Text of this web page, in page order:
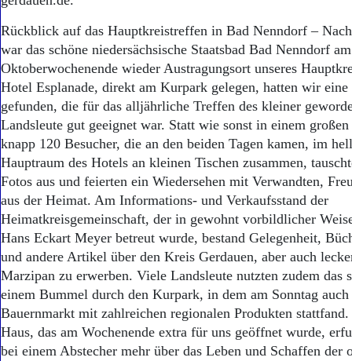
Rückblick auf das Hauptkreistreffen in Bad Nenndorf – Nach
war das schöne niedersächsische Staatsbad Bad Nenndorf
Oktoberwochenende wieder Austragungsort unseres
Hotel Esplanade, direkt am Kurpark gelegen, hatten wir eine
gefunden, die für das alljährliche Treffen des kleiner
Landsleute gut geeignet war. Statt wie sonst in einem großen
knapp 120 Besucher, die an den beiden Tagen kamen, im
Hauptraum des Hotels an kleinen Tischen zusammen,
Fotos aus und feierten ein Wiedersehen mit Verwandten,
aus der Heimat. Am Informations- und Verkaufsstand der
Heimatkreisgemeinschaft, der in gewohnt vorbildlicher
Hans Eckart Meyer betreut wurde, bestand Gelegenheit,
und andere Artikel über den Kreis Gerdauen, aber auch
Marzipan zu erwerben. Viele Landsleute nutzten zudem das
einem Bummel durch den Kurpark, in dem am Sonntag
Bauernmarkt mit zahlreichen regionalen Produkten
Haus, das am Wochenende extra für uns geöffnet wurde,
bei einem Abstecher mehr über das Leben und Schaffen der